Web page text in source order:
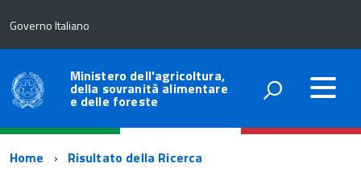
Governo Italiano
Ministero dell'agricoltura,
della sovranità alimentare
e delle foreste
Percorso
Home Risultato della Ricerca